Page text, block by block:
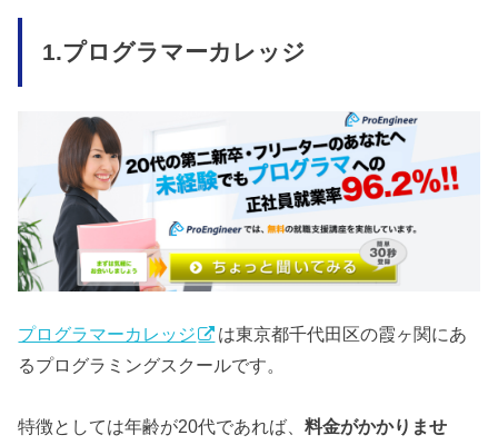
1.プログラマーカレッジ
プログラマーカレッジ
は東京都千代田区の霞ヶ関にあ
るプログラミングスクールです。
特徴としては年齢が20代であれば、料金がかかりませ